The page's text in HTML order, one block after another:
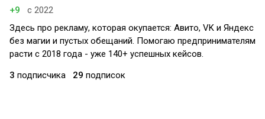
+9
с 2022
Здесь про рекламу, которая окупается: Авито, VK и Яндекс
без магии и пустых обещаний. Помогаю предпринимателям
расти с 2018 года - уже 140+ успешных кейсов.
3 подписчика 29 подписок